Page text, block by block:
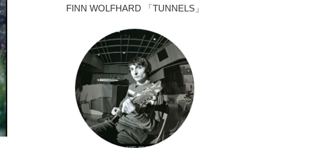
FINN WOLFHARD 「TUNNELS」